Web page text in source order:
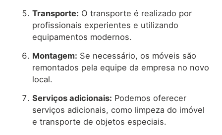
Transporte: O transporte é realizado por
profissionais experientes e utilizando
equipamentos modernos.
Montagem: Se necessário, os móveis são
remontados pela equipe da empresa no novo
local.
Serviços adicionais: Podemos oferecer
serviços adicionais, como limpeza do imóvel
e transporte de objetos especiais.